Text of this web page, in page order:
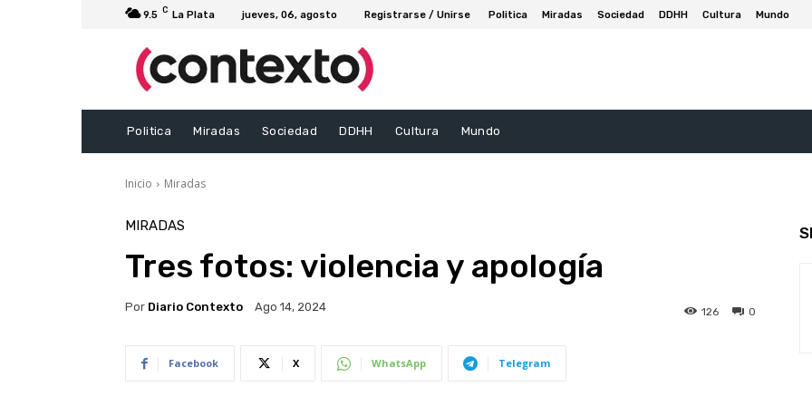
9.5 C La Plata jueves, 06, agosto Registrarse / Unirse Politica Miradas Sociedad DDHH Cultura Mundo
Politica Miradas Sociedad DDHH Cultura Mundo
Inicio Miradas
MIRADAS
Tres fotos: violencia y apología
Por Diario Contexto Ago 14, 2024 0
126
Facebook X WhatsApp Telegram